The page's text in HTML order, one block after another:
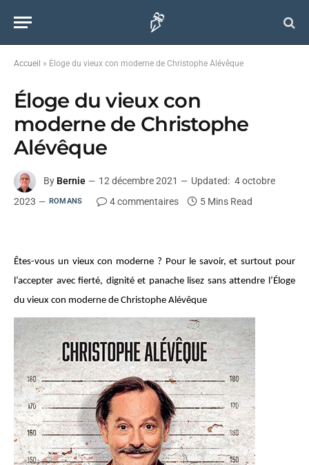
Accueil » Éloge du vieux con moderne de Christophe Alévêque
Éloge du vieux con
moderne de Christophe
Alévêque
By Bernie 12 décembre 2021 Updated: 4 octobre
2023
ROMANS 4 commentaires 5 Mins Read
Êtes-vous un vieux con moderne ? Pour le savoir, et surtout pour
l’accepter avec fierté, dignité et panache lisez sans attendre l’Éloge
du vieux con moderne de Christophe Alévêque